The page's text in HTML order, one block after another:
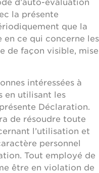
d’auto-évaluation
la présente
que la
ce qui concerne les
de façon visible, mise
intéressées à
en utilisant les
Déclaration.
de résoudre toute
l’utilisation et
personnel
Tout employé de
être en violation de